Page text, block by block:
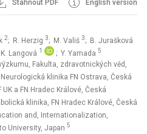
Stáhnout PDF English version
2; R. Herzig 3; M. Vališ 3; B. Jurašková
Langová 1 ; Y. Yamada 5
Fakulta, zdravotnických věd,
klinika FN Ostrava, Česká
a FN Hradec Králové, Česká
klinika, FN Hradec Králové, Česká
and, Internationalization,
University, Japan 5